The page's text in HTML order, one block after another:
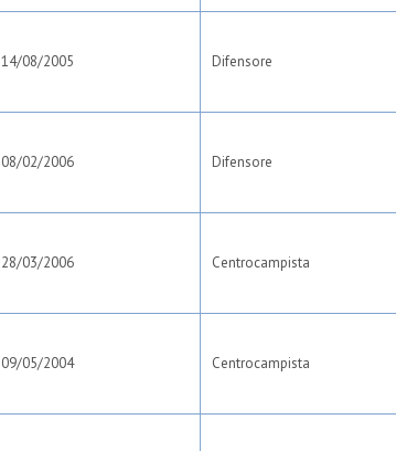
14/08/2005 Difensore
08/02/2006 Difensore
28/03/2006 Centrocampista
09/05/2004 Centrocampista